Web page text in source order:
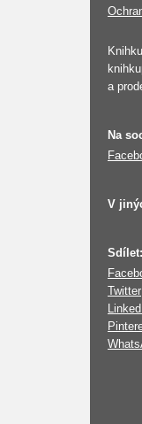
a
Na
V
Sdílet:
Twitter